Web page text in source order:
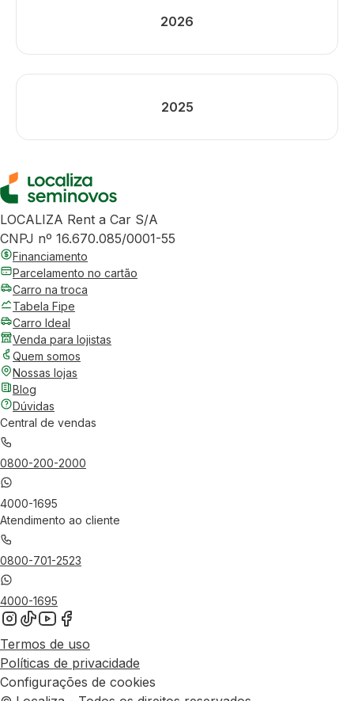
2026
2025
LOCALIZA Rent a Car S/A
CNPJ nº 16.670.085/0001-55
Financiamento
Parcelamento no cartão
Carro na troca
Tabela Fipe
Carro Ideal
Venda para lojistas
Quem somos
Nossas lojas
Blog
Dúvidas
Central de vendas
0800-200-2000
4000-1695
Atendimento ao cliente
0800-701-2523
4000-1695
Termos de uso
Políticas de privacidade
Configurações de cookies